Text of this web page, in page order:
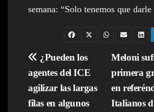
semana: “Solo tenemos que
Navegación
de
entradas
Meloni
primera
en
Italianos
¿Pueden los
agentes del ICE
agilizar las largas
filas en algunos